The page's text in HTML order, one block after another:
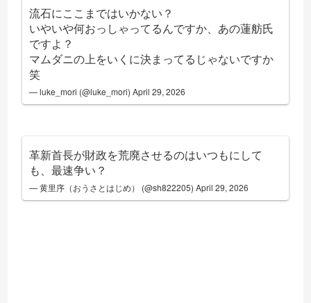
流石にここまではいかない？
いやいや何おっしゃってるんですか、あの蓮舫氏
ですよ？
マムダニの上をいくに決まってるじゃないですか
笑
— luke_mori (@luke_mori)April 29, 2026
革新首長が財政を荒廃させるのはいつもにして
も、最速争い？
— 黄里序（おうさとはじめ） (@sh822205)April 29, 2026